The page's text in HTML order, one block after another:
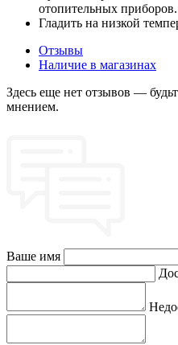
отопительных приборов.
Гладить на низкой
Отзывы
Наличие в магазинах
Здесь еще нет отзывов —
мнением.
Ваше имя